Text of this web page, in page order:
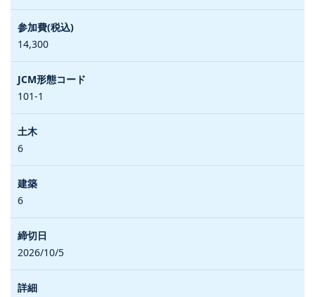
14,300
101-1
6
6
2026/10/5